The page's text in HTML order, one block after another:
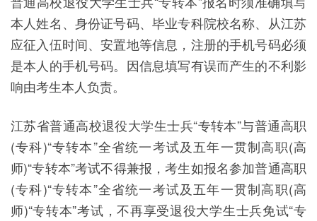
本人姓名、身份证号码、毕业专科院校名称、从江苏
应征入伍时间、安置地等信息，注册的手机号码必须
是本人的手机号码。因信息填写有误而产生的不利影
响由考生本人负责。
江苏省普通高校退役大学生士兵“专转本”与普通高职
(专科)“专转本”全省统一考试及五年一贯制高职(高
师)“专转本”考试不得兼报，考生如报名参加普通高职
(专科)“专转本”全省统一考试及五年一贯制高职(高
师)“专转本”考试，不再享受退役大学生士兵免试“专